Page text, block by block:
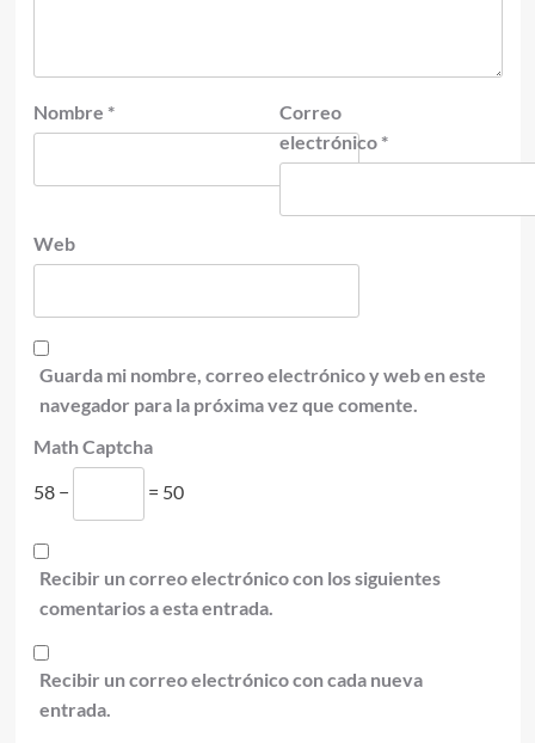
Nombre *
Correo
electrónico *
Web
Guarda mi nombre, correo electrónico y web en este
navegador para la próxima vez que comente.
Math Captcha
58 −
= 50
Recibir un correo electrónico con los siguientes
comentarios a esta entrada.
Recibir un correo electrónico con cada nueva
entrada.